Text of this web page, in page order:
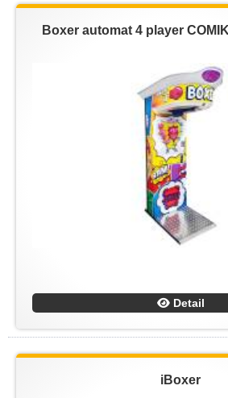
Boxer automat 4 player
Detail
iBoxer